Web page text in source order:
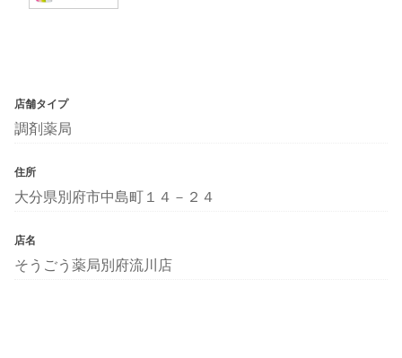
店舗タイプ
調剤薬局
住所
大分県別府市中島町１４－２４
店名
そうごう薬局別府流川店